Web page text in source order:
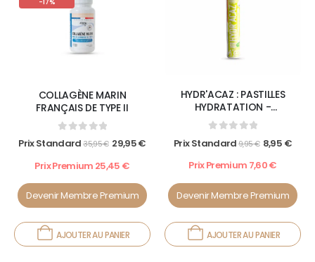
-17%
COLLAGÈNE MARIN
FRANÇAIS DE TYPE II
0 out of 5
Prix Standard35,95€ 29,95€
Prix Premium 25,45 €
Devenir Membre Premium
AJOUTER AU PANIER
HYDR'ACAZ : PASTILLES
HYDRATATION -
ELECTROLYTES
Prix Standard9,95€ 8,95 €
Prix Premium 7,60€
Devenir Membre Premium
AJOUTER AU PANIER